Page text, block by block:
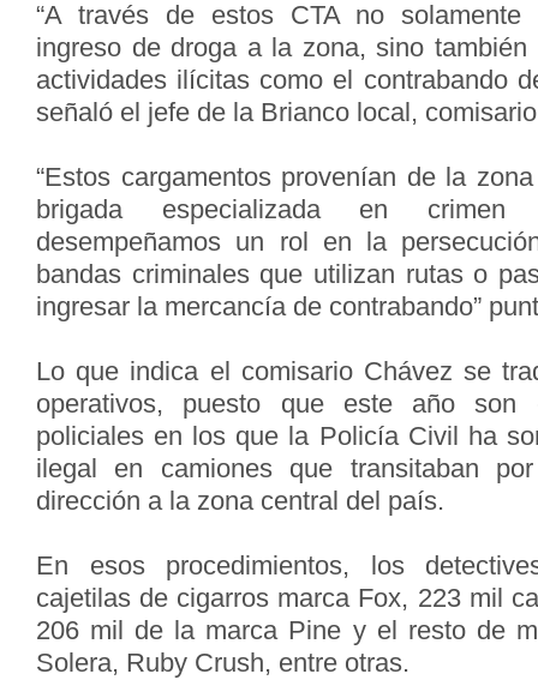
“A través de estos CTA no solamente
ingreso de droga a la zona, sino
actividades ilícitas como el contrabando
señaló el jefe de la Brianco local,
“Estos cargamentos provenían de la
brigada especializada en crimen
desempeñamos un rol en la
bandas criminales que utilizan rutas o
ingresar la mercancía de contrabando”
Lo que indica el comisario Chávez se
operativos, puesto que este año son
policiales en los que la Policía Civil ha
ilegal en camiones que transitaban
dirección a la zona central del país.
En esos procedimientos, los
cajetilas de cigarros marca Fox, 223 mil
206 mil de la marca Pine y el resto de
Solera, Ruby Crush, entre otras.